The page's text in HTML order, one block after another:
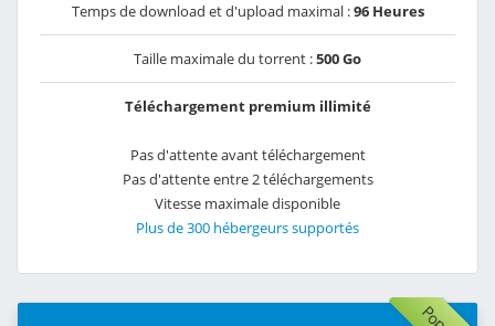
Temps de download et d'upload maximal :96 Heures
Taille maximale du torrent :500 Go
Téléchargement premium illimité
Pas d'attente avant téléchargement
Pas d'attente entre 2 téléchargements
Vitesse maximale disponible
Plus de 300 hébergeurs supportés